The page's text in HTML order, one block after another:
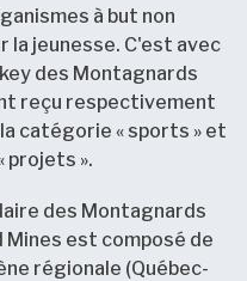
à but non
la jeunesse. C'est avec
des Montagnards
reçu respectivement
catégorie « sports » et
projets ».
des Montagnards
est composé de
régionale (Québec-